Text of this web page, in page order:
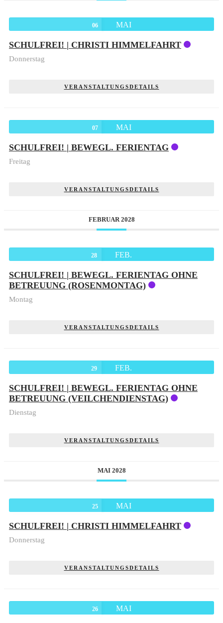
06 MAI
SCHULFREI! | CHRISTI HIMMELFAHRT
Donnerstag
VERANSTALTUNGSDETAILS
07 MAI
SCHULFREI! | BEWEGL. FERIENTAG
Freitag
VERANSTALTUNGSDETAILS
FEBRUAR 2028
28 FEB.
SCHULFREI! | BEWEGL. FERIENTAG OHNE
BETREUUNG (ROSENMONTAG)
Montag
VERANSTALTUNGSDETAILS
29 FEB.
SCHULFREI! | BEWEGL. FERIENTAG OHNE
BETREUUNG (VEILCHENDIENSTAG)
Dienstag
VERANSTALTUNGSDETAILS
MAI 2028
25 MAI
SCHULFREI! | CHRISTI HIMMELFAHRT
Donnerstag
VERANSTALTUNGSDETAILS
26 MAI